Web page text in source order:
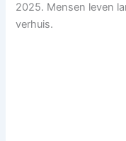
2025. Mensen leven
verhuis.